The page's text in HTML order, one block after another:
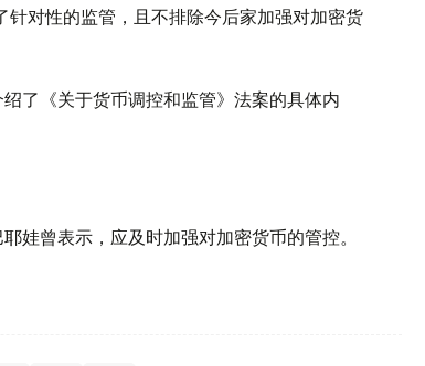
对性的监管，且不排除今后家加强对加密货
了《关于货币调控和监管》法案的具体内
娃曾表示，应及时加强对加密货币的管控。